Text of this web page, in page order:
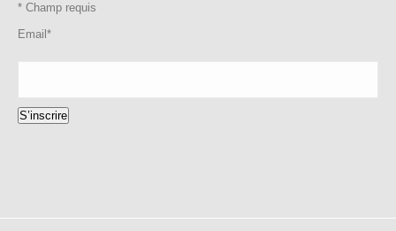
* Champ requis
Email *
S’inscrire